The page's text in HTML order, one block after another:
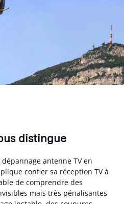
distingue
antenne TV en
confier sa réception TV à
de comprendre des
mais très pénalisantes